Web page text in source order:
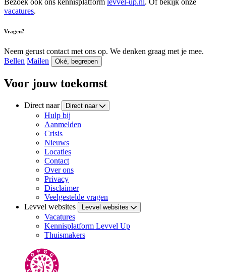
Bezoek ook ons kennisplatform levvel-up.nl. Of bekijk onze
vacatures.
Vragen?
Neem gerust contact met ons op. We denken graag met je mee.
Bellen Mailen Oké, begrepen
Voor jouw toekomst
Direct naar Direct naar
Hulp bij
Aanmelden
Crisis
Nieuws
Locaties
Contact
Over ons
Privacy
Disclaimer
Veelgestelde vragen
Levvel websites
Levvel websites
Vacatures
Kennisplatform Levvel Up
Thuismakers